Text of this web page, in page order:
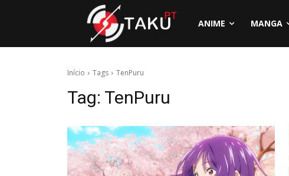
ANIME MANGA
Início Tags TenPuru
Tag: TenPuru